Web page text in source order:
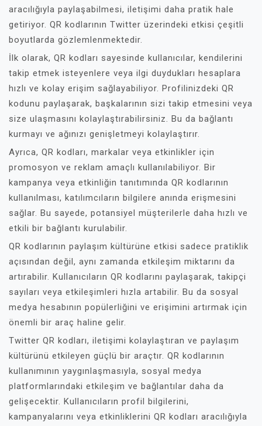
aracılığıyla paylaşabilmesi, iletişimi daha pratik hale
getiriyor. QR kodlarının Twitter üzerindeki etkisi çeşitli
boyutlarda gözlemlenmektedir.
İlk olarak, QR kodları sayesinde kullanıcılar, kendilerini
takip etmek isteyenlere veya ilgi duydukları hesaplara
hızlı ve kolay erişim sağlayabiliyor. Profilinizdeki QR
kodunu paylaşarak, başkalarının sizi takip etmesini veya
size ulaşmasını kolaylaştırabilirsiniz. Bu da bağlantı
kurmayı ve ağınızı genişletmeyi kolaylaştırır.
Ayrıca, QR kodları, markalar veya etkinlikler için
promosyon ve reklam amaçlı kullanılabiliyor. Bir
kampanya veya etkinliğin tanıtımında QR kodlarının
kullanılması, katılımcıların bilgilere anında erişmesini
sağlar. Bu sayede, potansiyel müşterilerle daha hızlı ve
etkili bir bağlantı kurulabilir.
QR kodlarının paylaşım kültürüne etkisi sadece pratiklik
açısından değil, aynı zamanda etkileşim miktarını da
artırabilir. Kullanıcıların QR kodlarını paylaşarak, takipçi
sayıları veya etkileşimleri hızla artabilir. Bu da sosyal
medya hesabının popülerliğini ve erişimini artırmak için
önemli bir araç haline gelir.
Twitter QR kodları, iletişimi kolaylaştıran ve paylaşım
kültürünü etkileyen güçlü bir araçtır. QR kodlarının
kullanımının yaygınlaşmasıyla, sosyal medya
platformlarındaki etkileşim ve bağlantılar daha da
gelişecektir. Kullanıcıların profil bilgilerini,
kampanyalarını veya etkinliklerini QR kodları aracılığıyla